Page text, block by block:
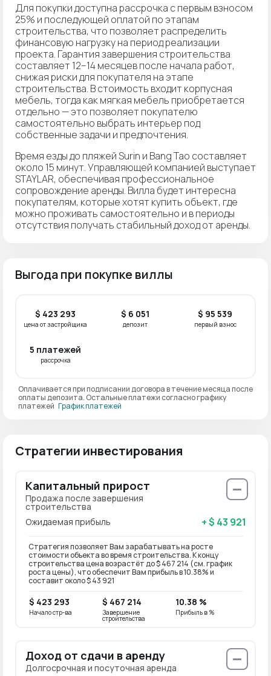
Для покупки доступна рассрочка с первым взносом
25% и последующей оплатой по этапам
строительства, что позволяет распределить
финансовую нагрузку на период реализации
проекта. Гарантия завершения строительства
составляет 12–14 месяцев после начала работ,
снижая риски для покупателя на этапе
строительства. В стоимость входит корпусная
мебель, тогда как мягкая мебель приобретается
отдельно — это позволяет покупателю
самостоятельно выбрать интерьер под
собственные задачи и предпочтения.
Время езды до пляжей Surin и Bang Tao составляет
около 15 минут. Управляющей компанией выступает
STAYLAR, обеспечивая профессиональное
сопровождение аренды. Вилла будет интересна
покупателям, которые хотят купить объект, где
можно проживать самостоятельно и в периоды
отсутствия получать стабильный доход от аренды.
Выгода при покупке виллы
$ 423 293
цена от застройщика
$ 6 051
депозит
$ 95 539
первый взнос
5 платежей
рассрочка
Оплачивается при подписании договора в течение месяца после
оплаты депозита. Остальные платежи согласно графику
платежей График платежей
Стратегии инвестирования
Капитальный прирост
Продажа после завершения
строительства
Ожидаемая прибыль
+ $ 43 921
Стратегия позволяет Вам зарабатывать на росте
стоимости объекта во время строительства. К концу
строительства цена возрастёт до $ 467 214 (см. график
роста цены), что обеспечит Вам прибыль в 10.38% и
составит около $ 43 921
$ 423 293
Начало стр-ва
$ 467 214
Завершение
строительства
10.38 %
Прибыль в %
Доход от сдачи в аренду
Долгосрочная и посуточная аренда